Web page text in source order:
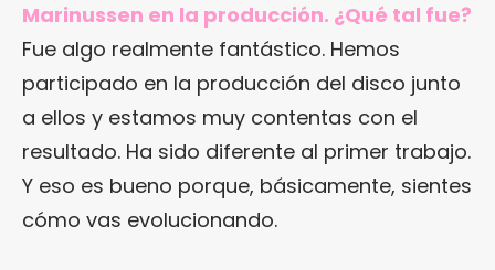
Marinussen en la producción. ¿Qué tal fue?
Fue algo realmente fantástico. Hemos
participado en la producción del disco junto
a ellos y estamos muy contentas con el
resultado. Ha sido diferente al primer trabajo.
Y eso es bueno porque, básicamente, sientes
cómo vas evolucionando.